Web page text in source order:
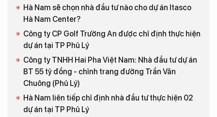
Hà Nam sẽ chọn nhà đầu tư nào cho dự án Itasco
Hà Nam Center?
Công ty CP Golf Trường An được chỉ định thực hiện
dự án tại TP Phủ Lý
Công ty TNHH Hai Pha Việt Nam: Nhà đầu tư dự án
BT 55 tỷ đồng - chỉnh trang đường Trần Văn
Chuông (Phủ Lý)
Hà Nam liên tiếp chỉ định nhà đầu tư thực hiện 02
dự án tại TP Phủ Lý